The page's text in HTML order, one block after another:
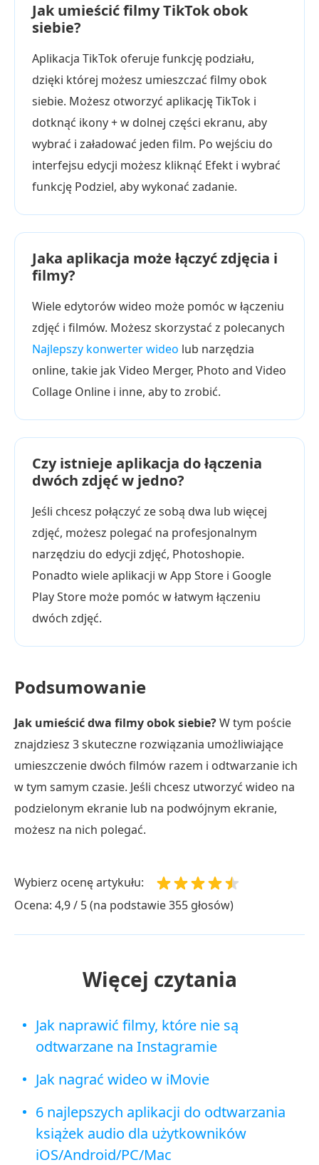
Jak umieścić filmy TikTok obok
siebie?
Aplikacja TikTok oferuje funkcję podziału,
dzięki której możesz umieszczać filmy obok
siebie. Możesz otworzyć aplikację TikTok i
dotknąć ikony + w dolnej części ekranu, aby
wybrać i załadować jeden film. Po wejściu do
interfejsu edycji możesz kliknąć Efekt i wybrać
funkcję Podziel, aby wykonać zadanie.
Jaka aplikacja może łączyć zdjęcia i
filmy?
Wiele edytorów wideo może pomóc w łączeniu
zdjęć i filmów. Możesz skorzystać z polecanych
Najlepszy konwerter wideo lub narzędzia
online, takie jak Video Merger, Photo and Video
Collage Online i inne, aby to zrobić.
Czy istnieje aplikacja do łączenia
dwóch zdjęć w jedno?
Jeśli chcesz połączyć ze sobą dwa lub więcej
zdjęć, możesz polegać na profesjonalnym
narzędziu do edycji zdjęć, Photoshopie.
Ponadto wiele aplikacji w App Store i Google
Play Store może pomóc w łatwym łączeniu
dwóch zdjęć.
Podsumowanie
Jak umieścić dwa filmy obok siebie?W tym poście
znajdziesz 3 skuteczne rozwiązania umożliwiające
umieszczenie dwóch filmów razem i odtwarzanie ich
w tym samym czasie. Jeśli chcesz utworzyć wideo na
podzielonym ekranie lub na podwójnym ekranie,
możesz na nich polegać.
Wybierz ocenę artykułu:
Ocena: 4,9 / 5 (na podstawie 355 głosów)
Więcej czytania
Jak naprawić filmy, które nie są
odtwarzane na Instagramie
Jak nagrać wideo w iMovie
6 najlepszych aplikacji do odtwarzania
książek audio dla użytkowników
iOS/Android/PC/Mac